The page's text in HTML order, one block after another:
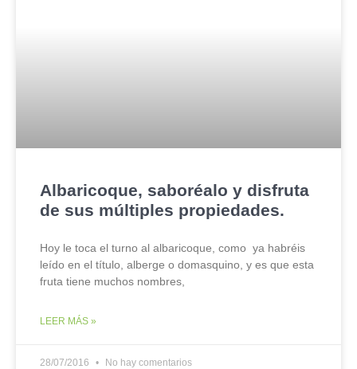
Albaricoque, saboréalo y disfruta
de sus múltiples propiedades.
Hoy le toca el turno al albaricoque, como ya habréis
leído en el título, alberge o domasquino, y es que esta
fruta tiene muchos nombres,
LEER MÁS »
28/07/2016 No hay comentarios